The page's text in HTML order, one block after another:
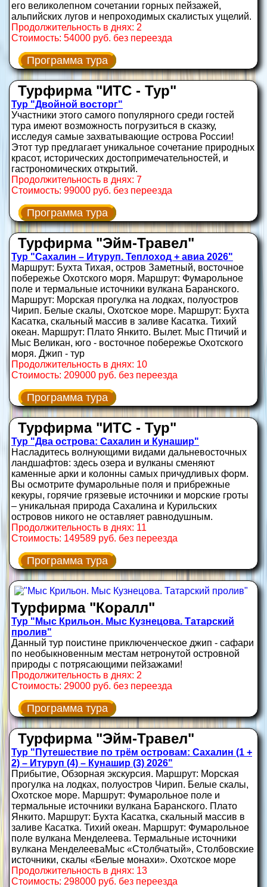
его великолепном сочетании горных пейзажей,
альпийских лугов и непроходимых скалистых ущелий.
Продолжительность в днях: 2
Стоимость: 54000 руб. без переезда
Программа тура
Турфирма "ИТС - Тур"
Тур "Двойной восторг"
Участники этого самого популярного среди гостей
тура имеют возможность погрузиться в сказку,
исследуя самые захватывающие острова России!
Этот тур предлагает уникальное сочетание природных
красот, исторических достопримечательностей, и
гастрономических открытий.
Продолжительность в днях: 7
Стоимость: 99000 руб. без переезда
Программа тура
Турфирма "Эйм-Травел"
Тур "Сахалин – Итуруп. Теплоход + авиа 2026"
Маршрут: Бухта Тихая, остров Заметный, восточное
побережье Охотского моря. Маршрут: Фумарольное
поле и термальные источники вулкана Баранского.
Маршрут: Морская прогулка на лодках, полуостров
Чирип. Белые скалы, Охотское море. Маршрут: Бухта
Касатка, скальный массив в заливе Касатка. Тихий
океан. Маршрут: Плато Янкито. Вылет. Мыс Птичий и
Мыс Великан, юго - восточное побережье Охотского
моря. Джип - тур
Продолжительность в днях: 10
Стоимость: 209000 руб. без переезда
Программа тура
Турфирма "ИТС - Тур"
Тур "Два острова: Сахалин и Кунашир"
Насладитесь волнующими видами дальневосточных
ландшафтов: здесь озера и вулканы сменяют
каменные арки и колонны самых причудливых форм.
Вы осмотрите фумарольные поля и прибрежные
кекуры, горячие грязевые источники и морские гроты
– уникальная природа Сахалина и Курильских
островов никого не оставляет равнодушным.
Продолжительность в днях: 11
Стоимость: 149589 руб. без переезда
Программа тура
Турфирма "Коралл"
Тур "Мыс Крильон. Мыс Кузнецова. Татарский
пролив"
Данный тур поистине приключенческое джип - сафари
по необыкновенным местам нетронутой островной
природы с потрясающими пейзажами!
Продолжительность в днях: 2
Стоимость: 29000 руб. без переезда
Программа тура
Турфирма "Эйм-Травел"
Тур "Путешествие по трём островам: Сахалин (1 +
2) – Итуруп (4) – Кунашир (3) 2026"
Прибытие, Обзорная экскурсия. Маршрут: Морская
прогулка на лодках, полуостров Чирип. Белые скалы,
Охотское море. Маршрут: Фумарольное поле и
термальные источники вулкана Баранского. Плато
Янкито. Маршрут: Бухта Касатка, скальный массив в
заливе Касатка. Тихий океан. Маршрут: Фумарольное
поле вулкана Менделеева. Термальные источники
вулкана МенделееваМыс «Столбчатый», Столбовские
источники, скалы «Белые монахи». Охотское море
Продолжительность в днях: 13
Стоимость: 298000 руб. без переезда